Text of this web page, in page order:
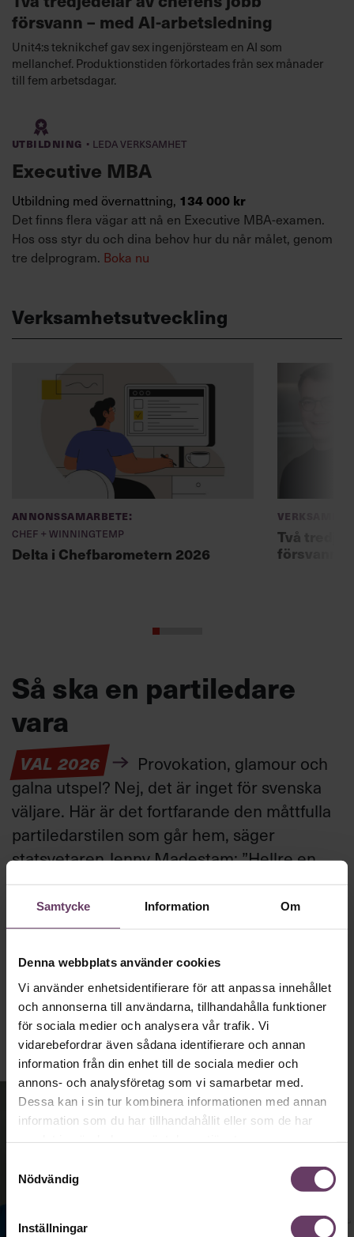
Samtycke Information Om
Denna webbplats använder cookies
Vi använder enhetsidentifierare för att anpassa innehållet
och annonserna till användarna, tillhandahålla funktioner
för sociala medier och analysera vår trafik. Vi
vidarebefordrar även sådana identifierare och annan
information från din enhet till de sociala medier och
annons- och analysföretag som vi samarbetar med.
Dessa kan i sin tur kombinera informationen med annan
information som du har tillhandahållit eller som de har
Nödvändig
Inställningar
försvann – med AI-arbetsledning
Unit4:s teknikchef gav sex ingenjörsteam en AI som
mellanchef. Produktionstiden förkortades från sex månader
till fem arbetsdagar.
Utbildning · Leda verksamhet
Executive MBA
Utbildning med övernattning, 134 000 kr
Det finns flera vägar att nå en Executive MBA-examen.
Hos oss styr du och dina behov hur du når målet, genom
tre delprogram. Boka nu
Verksamhetsutveckling
Annonssamarbete:
Chef + Winningtemp
Delta i Chefbarometern 2026
Två
försvann
Så ska en partiledare
vara
VAL 2026
Provokation, glamour och
galna utspel? Nej, det är inget för svenska
väljare. Här är det fortfarande den måttfulla
partiledarstilen som går hem, säger
statsvetaren Jenny Madestam: ”Hellre en
tråkig partiledare i foträta skor, än en
känslomässig spelevink i högklackat.”
Ledarskap
Publicerad2026-08-03